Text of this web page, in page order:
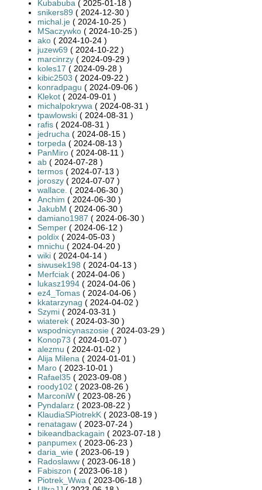
Kubabuba ( 2025-01-18 )
snikers89 ( 2024-12-30 )
michal.je ( 2024-10-25 )
MSaczywko ( 2024-10-25 )
ako ( 2024-10-24 )
juzew69 ( 2024-10-22 )
marcinrzy ( 2024-09-29 )
koles17 ( 2024-09-28 )
kibic2503 ( 2024-09-22 )
konradpagu ( 2024-09-06 )
Klekot ( 2024-09-01 )
michalpokrywa ( 2024-08-31 )
tpawlowski ( 2024-08-31 )
rafis ( 2024-08-31 )
jedrucha ( 2024-08-15 )
torpeda ( 2024-08-13 )
PanMiro ( 2024-08-11 )
ab ( 2024-07-28 )
termos ( 2024-07-13 )
joroszy ( 2024-07-07 )
wallace. ( 2024-06-30 )
Anchim ( 2024-06-30 )
JakubM ( 2024-06-30 )
damiano1987 ( 2024-06-30 )
Semper ( 2024-06-12 )
poldix ( 2024-05-03 )
mnichu ( 2024-04-20 )
wiki ( 2024-04-14 )
siwusek198 ( 2024-04-13 )
Merfciak ( 2024-04-06 )
lukasz1994 ( 2024-04-06 )
ez4_Tomas ( 2024-04-06 )
kkatarzynag ( 2024-04-02 )
Szymi ( 2024-03-31 )
wiaterek ( 2024-03-30 )
wspodnicynaszosie ( 2024-03-29 )
Konop73 ( 2024-01-07 )
alezmu ( 2024-01-02 )
Alija Milena ( 2024-01-01 )
Maro ( 2023-10-01 )
Rafael35 ( 2023-09-08 )
roody102 ( 2023-08-26 )
MarconiW ( 2023-08-26 )
Pyndalarz ( 2023-08-22 )
KlaudiaSPiotrekK ( 2023-08-19 )
renatagaw ( 2023-07-24 )
bikeandbackagain ( 2023-07-18 )
panpumex ( 2023-06-23 )
daria_wie ( 2023-06-19 )
Radoslaww ( 2023-06-18 )
Fabiszon ( 2023-06-18 )
Piotrek_Wwa ( 2023-06-18 )